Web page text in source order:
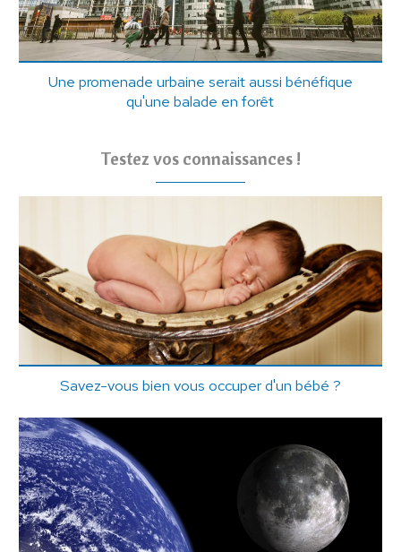
Une promenade urbaine serait aussi bénéfique
qu'une balade en forêt
Testez vos connaissances !
Savez-vous bien vous occuper d'un bébé ?